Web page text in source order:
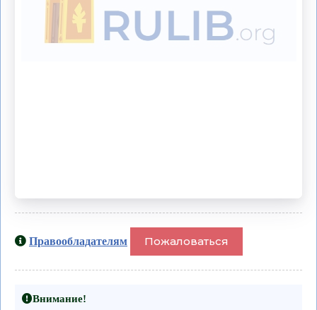
Правообладателям Пожаловаться
Внимание!